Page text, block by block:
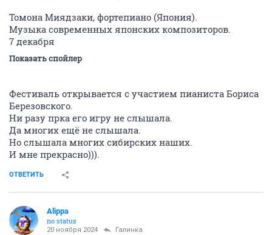
Томона Миядзаки, фортепиано (Япония).
Музыка современных японских композиторов.
7 декабря
Показать спойлер
Фестиваль открывается с участием пианиста Бориса
Березовского.
Ни разу прка его игру не слышала.
Да многих ещё не слышала.
Но слышала многих сибирских наших.
И мне прекрасно))).
ОТВЕТИТЬ
Alippa
no status
20 ноября 2024 Галинка